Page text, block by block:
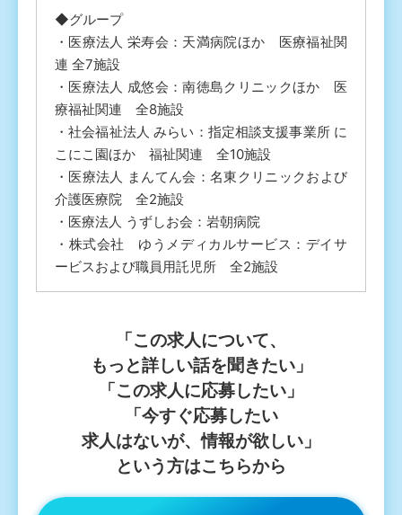
◆グループ
・医療法人 栄寿会：天満病院ほか 医療福祉関
連 全7施設
・医療法人 成悠会：南徳島クリニックほか 医
療福祉関連 全8施設
・社会福祉法人 みらい：指定相談支援事業所 に
こにこ園ほか 福祉関連 全10施設
・医療法人 まんてん会：名東クリニックおよび
介護医療院 全2施設
・医療法人 うずしお会：岩朝病院
・株式会社 ゆうメディカルサービス：デイサ
ービスおよび職員用託児所 全2施設
「この求⼈について、
もっと詳しい話を聞きたい」
「この求⼈に応募したい」
「今すぐ応募したい
求⼈はないが、情報が欲しい」
という⽅はこちらから